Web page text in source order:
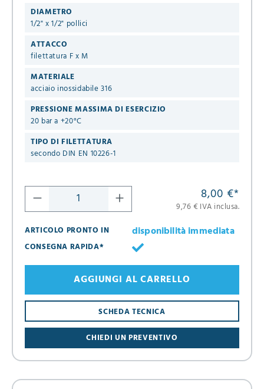
DIAMETRO
1/2" x 1/2" pollici
ATTACCO
filettatura F x M
MATERIALE
acciaio inossidabile 316
PRESSIONE MASSIMA DI ESERCIZIO
20 bar a +20°C
TIPO DI FILETTATURA
secondo DIN EN 10226-1
8,00 €*
9,76 € IVA inclusa.
ARTICOLO PRONTO IN
disponibilità immediata
CONSEGNA RAPIDA*
CHIEDI UN PREVENTIVO
SCHEDA TECNICA
AGGIUNGI AL CARRELLO